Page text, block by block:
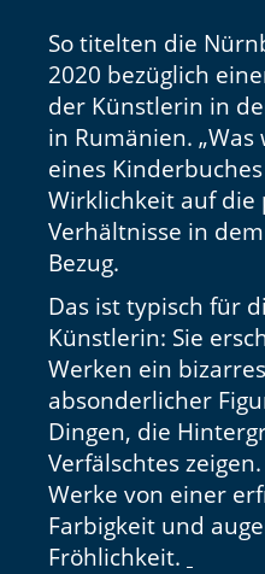
So titelten die
2020 bezüglich
der Künstlerin in
in Rumänien.
eines
Wirklichkeit auf die
Verhältnisse in
Bezug.
Das ist typisch für
Künstlerin: Sie
Werken ein
absonderlicher
Dingen, die
Verfälschtes
Werke von einer
Farbigkeit und
Fröhlichkeit.